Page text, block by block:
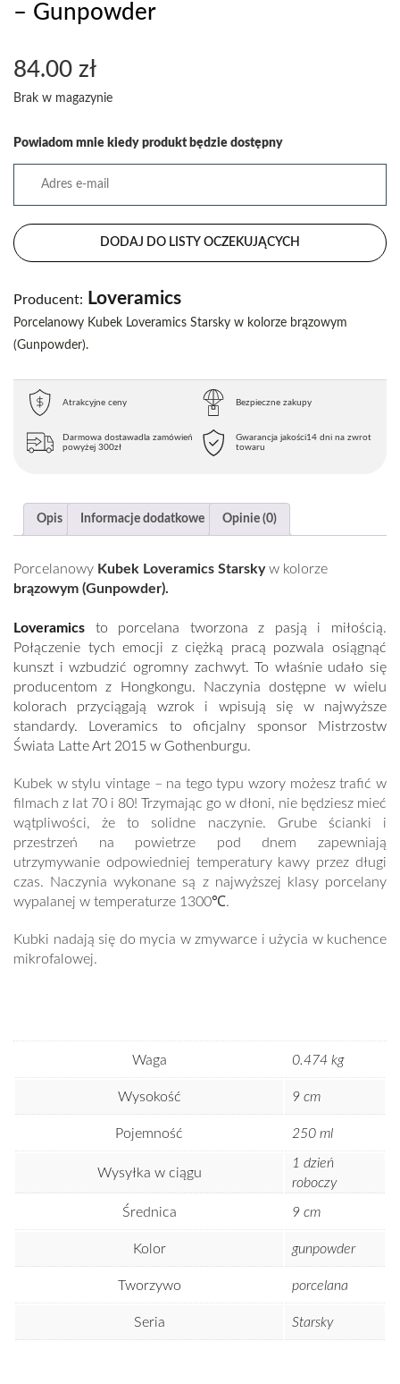
– Gunpowder
84.00 zł
Brak w magazynie
Powiadom mnie kiedy produkt będzie dostępny
DODAJ DO LISTY OCZEKUJĄCYCH
Producent: Loveramics
Porcelanowy Kubek Loveramics Starsky w kolorze brązowym
(Gunpowder).
Atrakcyjne ceny Bezpieczne zakupy
Darmowa dostawadla zamówień
powyżej 300zł
Gwarancja jakości14 dni na zwrot
towaru
Opis Informacje dodatkowe Opinie (0)
Porcelanowy Kubek Loveramics Starskyw kolorze
brązowym (Gunpowder).
Loveramics to porcelana tworzona z pasją i miłością.
Połączenie tych emocji z ciężką pracą pozwala osiągnąć
kunszt i wzbudzić ogromny zachwyt. To właśnie udało się
producentom z Hongkongu. Naczynia dostępne w wielu
kolorach przyciągają wzrok i wpisują się w najwyższe
standardy. Loveramics to oficjalny sponsor Mistrzostw
Świata Latte Art 2015 w Gothenburgu.
Kubek w stylu vintage – na tego typu wzory możesz trafić w
filmach z lat 70 i 80! Trzymając go w dłoni, nie będziesz mieć
wątpliwości, że to solidne naczynie. Grube ścianki i
przestrzeń na powietrze pod dnem zapewniają
utrzymywanie odpowiedniej temperatury kawy przez długi
czas. Naczynia wykonane są z najwyższej klasy porcelany
wypalanej w temperaturze 1300℃.
Kubki nadają się do mycia w zmywarce i użycia w kuchence
mikrofalowej.
Waga 0.474 kg
Wysokość 9 cm
Pojemność 250 ml
Wysyłka w ciągu
1 dzień
roboczy
Średnica 9 cm
Kolor gunpowder
Tworzywo porcelana
Seria Starsky